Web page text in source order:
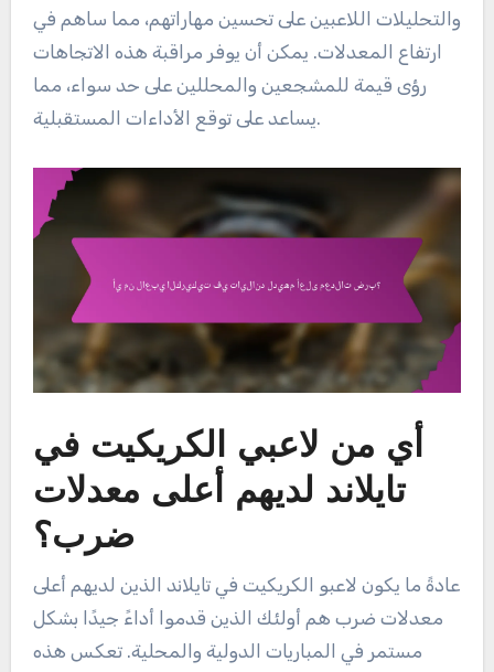
والتحليلات اللاعبين على تحسين مهاراتهم، مما ساهم في
ارتفاع المعدلات. يمكن أن يوفر مراقبة هذه الاتجاهات
رؤى قيمة للمشجعين والمحللين على حد سواء، مما
يساعد على توقع الأداءات المستقبلية.
أي من لاعبي الكريكيت في
تايلاند لديهم أعلى معدلات
ضرب؟
عادةً ما يكون لاعبو الكريكيت في تايلاند الذين لديهم أعلى
معدلات ضرب هم أولئك الذين قدموا أداءً جيدًا بشكل
مستمر في المباريات الدولية والمحلية. تعكس هذه